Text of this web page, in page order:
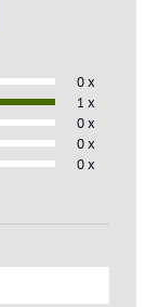
0 x
1 x
0 x
0 x
0 x